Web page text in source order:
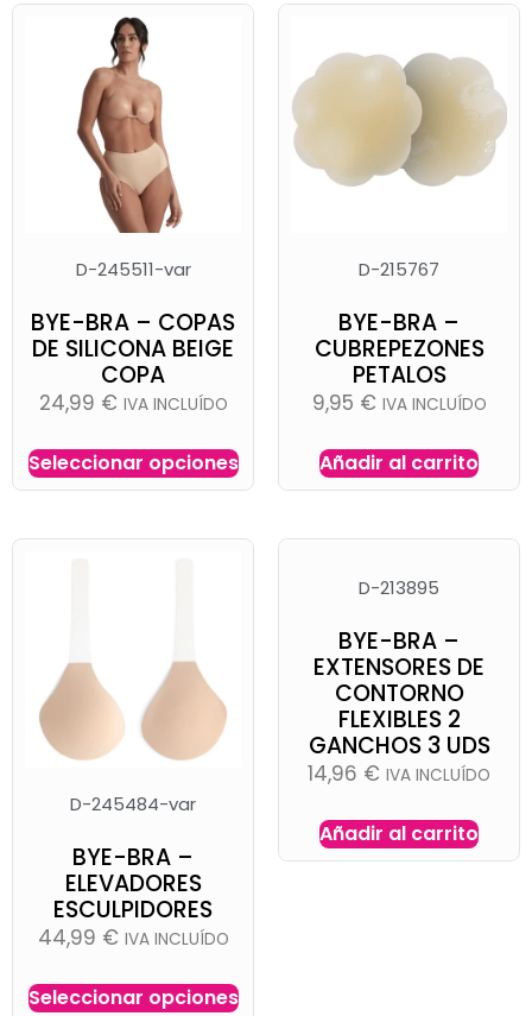
D-245511-var
BYE-BRA – COPAS
DE SILICONA BEIGE
COPA
24,99 € IVA INCLUÍDO
Seleccionar opciones
D-215767
BYE-BRA –
CUBREPEZONES
PETALOS
9,95 € IVA INCLUÍDO
Añadir al carrito
D-245484-var
BYE-BRA –
ELEVADORES
ESCULPIDORES
44,99 € IVA INCLUÍDO
Seleccionar opciones
D-213895
BYE-BRA –
EXTENSORES DE
CONTORNO
FLEXIBLES 2
GANCHOS 3 UDS
14,96 € IVA INCLUÍDO
Añadir al carrito